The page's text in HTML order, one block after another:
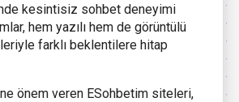
kesintisiz sohbet deneyimi
hem yazılı hem de görüntülü
farklı beklentilere hitap
önem veren ESohbetim siteleri,